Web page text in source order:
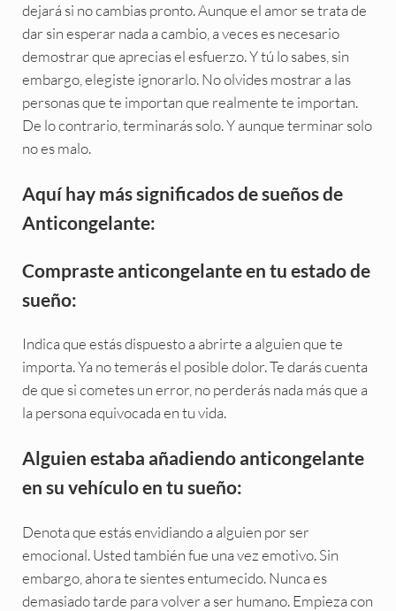
dejará si no cambias pronto. Aunque el amor se trata de
dar sin esperar nada a cambio, a veces es necesario
demostrar que aprecias el esfuerzo. Y tú lo sabes, sin
embargo, elegiste ignorarlo. No olvides mostrar a las
personas que te importan que realmente te importan.
De lo contrario, terminarás solo. Y aunque terminar solo
no es malo.
Aquí hay más significados de sueños de
Anticongelante:
Compraste anticongelante en tu estado de
sueño:
Indica que estás dispuesto a abrirte a alguien que te
importa. Ya no temerás el posible dolor. Te darás cuenta
de que si cometes un error, no perderás nada más que a
la persona equivocada en tu vida.
Alguien estaba añadiendo anticongelante
en su vehículo en tu sueño:
Denota que estás envidiando a alguien por ser
emocional. Usted también fue una vez emotivo. Sin
embargo, ahora te sientes entumecido. Nunca es
demasiado tarde para volver a ser humano. Empieza con